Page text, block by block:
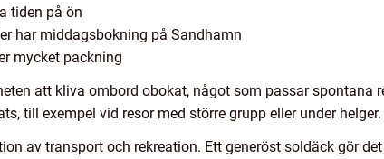
tiden på ön
har middagsbokning på Sandhamn
mycket packning
att kliva ombord obokat, något som passar spontana
till exempel vid resor med större grupp eller under helger.
av transport och rekreation. Ett generöst soldäck gör